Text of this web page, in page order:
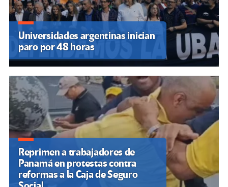
Universidades argentinas inician
paro por 48 horas
Reprimen a trabajadores de
Panamá en protestas contra
reformas a la Caja de Seguro